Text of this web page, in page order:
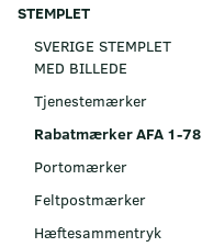
STEMPLET
SVERIGE STEMPLET
MED BILLEDE
Tjenestemærker
Rabatmærker AFA 1-78
Portomærker
Feltpostmærker
Hæftesammentryk